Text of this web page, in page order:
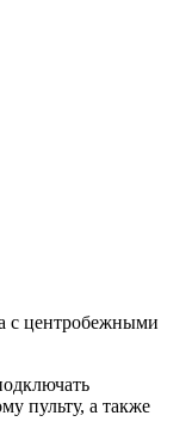
с центробежными
пульту, а также